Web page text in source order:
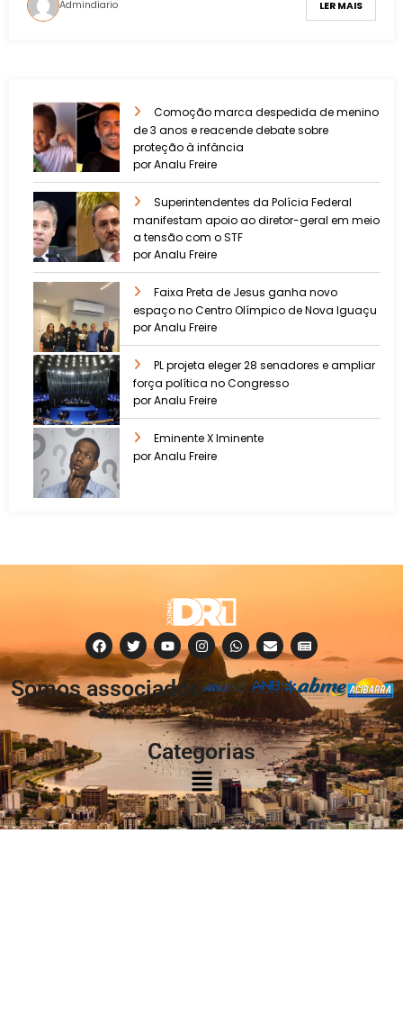
Admindiario LER MAIS
Comoção marca despedida de menino
de 3 anos e reacende debate sobre
proteção à infância
por Analu Freire
Superintendentes da Polícia Federal
manifestam apoio ao diretor-geral em meio
a tensão com o STF
por Analu Freire
Faixa Preta de Jesus ganha novo
espaço no Centro Olímpico de Nova Iguaçu
por Analu Freire
PL projeta eleger 28 senadores e ampliar
força política no Congresso
por Analu Freire
Eminente X Iminente
por Analu Freire
Somos associados
à:
Categorias